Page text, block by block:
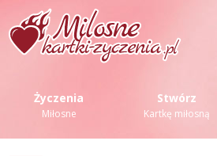
Życzenia
Miłosne
Stwórz
Kartkę miłosną